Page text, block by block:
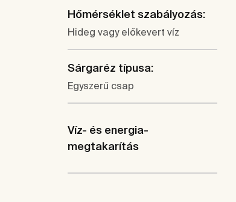
Hőmérséklet szabályozás:
Hideg vagy előkevert víz
Sárgaréz típusa:
Egyszerű csap
Víz- és energia-
megtakarítás